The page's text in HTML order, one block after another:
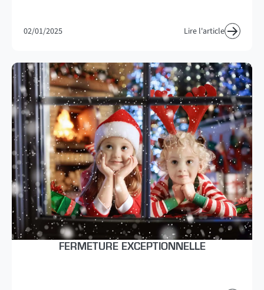
02/01/2025 Lire l'article
FERMETURE EXCEPTIONNELLE